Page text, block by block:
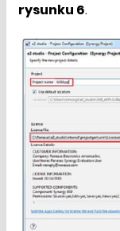
rysunku 6.